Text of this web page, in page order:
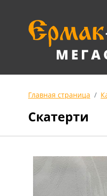
Главная страница
Скатерти